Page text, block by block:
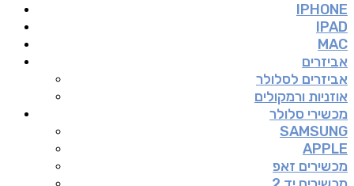
IPHONE
IPAD
MAC
אביזרים
אביזרים לסלולר
אוזניות ורמקולים
מכשירי סלולר
SAMSUNG
APPLE
מכשירים זאפ